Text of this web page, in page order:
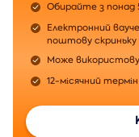
Обирайте з понад
Електронний
поштову скриньку
Може
12-місячний термін